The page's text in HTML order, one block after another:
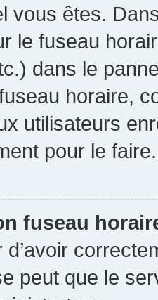
vous êtes.
le fuseau
dans le
horaire,
utilisateurs
pour le faire.
fuseau
peut que le